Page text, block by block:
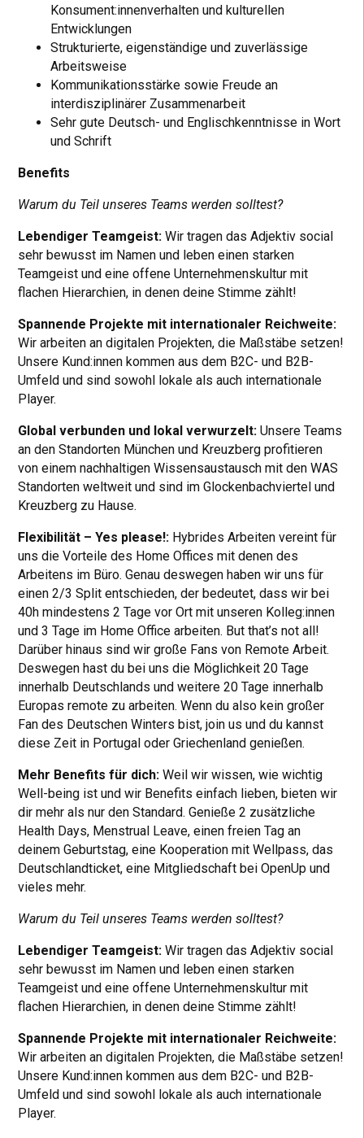
Konsument:innenverhalten und kulturellen
Entwicklungen
Strukturierte, eigenständige und zuverlässige
Arbeitsweise
Kommunikationsstärke sowie Freude an
interdisziplinärer Zusammenarbeit
Sehr gute Deutsch- und Englischkenntnisse in Wort
und Schrift
Benefits
Warum du Teil unseres Teams werden solltest?
Lebendiger Teamgeist:Wir tragen das Adjektiv social
sehr bewusst im Namen und leben einen starken
Teamgeist und eine offene Unternehmenskultur mit
flachen Hierarchien, in denen deine Stimme zählt!
Spannende Projekte mit internationaler Reichweite:
Wir arbeiten an digitalen Projekten, die Maßstäbe setzen!
Unsere Kund:innen kommen aus dem B2C- und B2B-
Umfeld und sind sowohl lokale als auch internationale
Player.
Global verbunden und lokal verwurzelt:Unsere Teams
an den Standorten München und Kreuzberg profitieren
von einem nachhaltigen Wissensaustausch mit den WAS
Standorten weltweit und sind im Glockenbachviertel und
Kreuzberg zu Hause.
Flexibilität – Yes please!: Hybrides Arbeiten vereint für
uns die Vorteile des Home Offices mit denen des
Arbeitens im Büro. Genau deswegen haben wir uns für
einen 2/3 Split entschieden, der bedeutet, dass wir bei
40h mindestens 2 Tage vor Ort mit unseren Kolleg:innen
und 3 Tage im Home Office arbeiten. But that’s not all!
Darüber hinaus sind wir große Fans von Remote Arbeit.
Deswegen hast du bei uns die Möglichkeit 20 Tage
innerhalb Deutschlands und weitere 20 Tage innerhalb
Europas remote zu arbeiten. Wenn du also kein großer
Fan des Deutschen Winters bist, join us und du kannst
diese Zeit in Portugal oder Griechenland genießen.
Mehr Benefits für dich: Weil wir wissen, wie wichtig
Well-being ist und wir Benefits einfach lieben, bieten wir
dir mehr als nur den Standard. Genieße 2 zusätzliche
Health Days, Menstrual Leave, einen freien Tag an
deinem Geburtstag, eine Kooperation mit Wellpass, das
Deutschlandticket, eine Mitgliedschaft bei OpenUp und
vieles mehr.
Warum du Teil unseres Teams werden solltest?
Lebendiger Teamgeist:Wir tragen das Adjektiv social
sehr bewusst im Namen und leben einen starken
Teamgeist und eine offene Unternehmenskultur mit
flachen Hierarchien, in denen deine Stimme zählt!
Spannende Projekte mit internationaler Reichweite:
Wir arbeiten an digitalen Projekten, die Maßstäbe setzen!
Unsere Kund:innen kommen aus dem B2C- und B2B-
Umfeld und sind sowohl lokale als auch internationale
Player.